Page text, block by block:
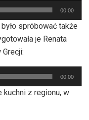
00:00
spróbować także
je Renata
00:00
z regionu, w